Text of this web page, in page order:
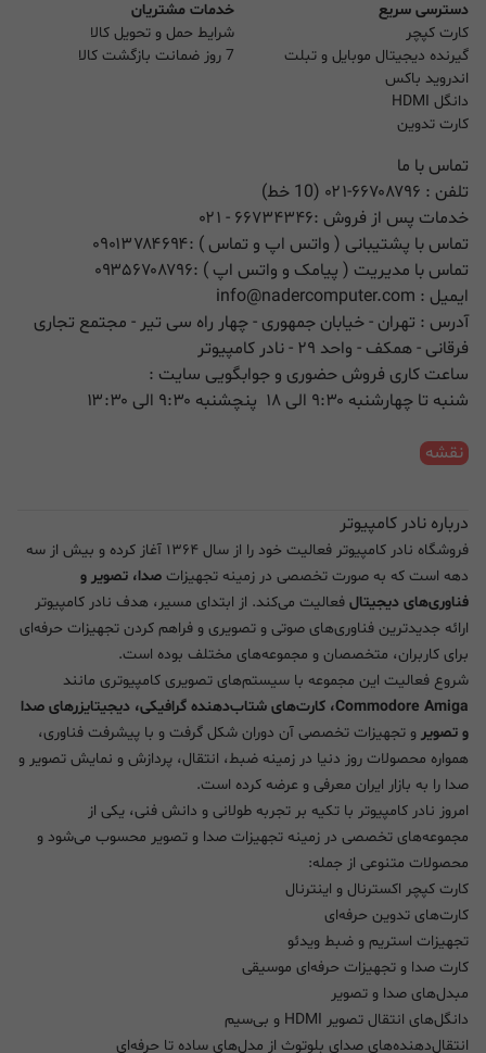
دسترسی سریع
کارت کپچر
گیرنده دیجیتال موبایل و تبلت
اندروید باکس
دانگل HDMI
کارت تدوین
خدمات مشتریان
شرایط حمل و تحویل کالا
7 روز ضمانت بازگشت کالا
تماس با ما
تلفن : ۰۲۱-۶۶۷۰۸۷۹۶ (10 خط)
خدمات پس از فروش :۶۶۷۳۴۳۴۶ - ۰۲۱
تماس با پشتیبانی ( واتس اپ و تماس ) :۰۹۰۱۳۷۸۴۶۹۴
تماس با مدیریت ( پیامک و واتس اپ ) :۰۹۳۵۶۷۰۸۷۹۶
ایمیل : info@nadercomputer.com
آدرس : تهران - خیابان جمهوری - چهار راه سی تیر - مجتمع تجاری
فرقانی - همکف - واحد ۲۹ - نادر کامپیوتر
ساعت کاری فروش حضوری و جوابگویی سایت :
شنبه تا چهارشنبه ۹:۳۰ الی ۱۸ پنچشنبه ۹:۳۰ الی ۱۳:۳۰
نقشه
درباره نادر کامپیوتر
فروشگاه نادر کامپیوتر فعالیت خود را از سال ۱۳۶۴ آغاز کرده و بیش از سه
دهه است که به صورت تخصصی در زمینه تجهیزات صدا، تصویر و
فناوری‌های دیجیتال فعالیت می‌کند. از ابتدای مسیر، هدف نادر کامپیوتر
ارائه جدیدترین فناوری‌های صوتی و تصویری و فراهم کردن تجهیزات حرفه‌ای
برای کاربران، متخصصان و مجموعه‌های مختلف بوده است.
شروع فعالیت این مجموعه با سیستم‌های تصویری کامپیوتری مانند
Commodore Amiga، کارت‌های شتاب‌دهنده گرافیکی، دیجیتایزرهای صدا
و تصویر و تجهیزات تخصصی آن دوران شکل گرفت و با پیشرفت فناوری،
همواره محصولات روز دنیا در زمینه ضبط، انتقال، پردازش و نمایش تصویر و
صدا را به بازار ایران معرفی و عرضه کرده است.
امروز نادر کامپیوتر با تکیه بر تجربه طولانی و دانش فنی، یکی از
مجموعه‌های تخصصی در زمینه تجهیزات صدا و تصویر محسوب می‌شود و
محصولات متنوعی از جمله:
کارت کپچر اکسترنال و اینترنال
کارت‌های تدوین حرفه‌ای
تجهیزات استریم و ضبط ویدئو
کارت صدا و تجهیزات حرفه‌ای موسیقی
مبدل‌های صدا و تصویر
دانگل‌های انتقال تصویر HDMI و بی‌سیم
انتقال‌دهنده‌های صدای بلوتوث از مدل‌های ساده تا حرفه‌ای